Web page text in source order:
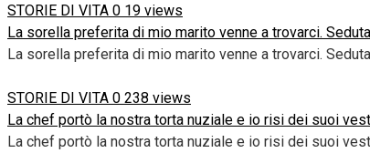
STORIE DI VITA 0 19 views
La sorella preferita di mio marito venne a trovarci.
La sorella preferita di mio marito venne a trovarci.
STORIE DI VITA 0 238 views
La chef portò la nostra torta nuziale e io risi dei suoi
La chef portò la nostra torta nuziale e io risi dei suoi